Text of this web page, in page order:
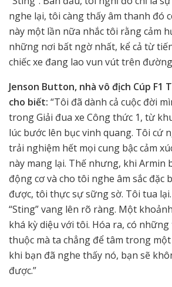
nghe lại, tôi càng thấy âm thanh đó
này một lần nữa nhắc tôi rằng cảm
những nơi bất ngờ nhất, kể cả từ
chiếc xe đang lao vun vút trên
Jenson Button, nhà vô địch Cúp F1
cho biết: “Tôi đã dành cả cuộc đời
trong Giải đua xe Công thức 1, từ
lúc bước lên bục vinh quang. Tôi cứ
trải nghiệm hết mọi cung bậc cảm
này mang lại. Thế nhưng, khi Armin
động cơ và cho tôi nghe âm sắc đặc
được, tôi thực sự sững sờ. Tôi tua
“Sting” vang lên rõ ràng. Một
khá kỳ diệu với tôi. Hóa ra, có
thuộc mà ta chẳng để tâm trong
khi bạn đã nghe thấy nó, bạn sẽ
được.”